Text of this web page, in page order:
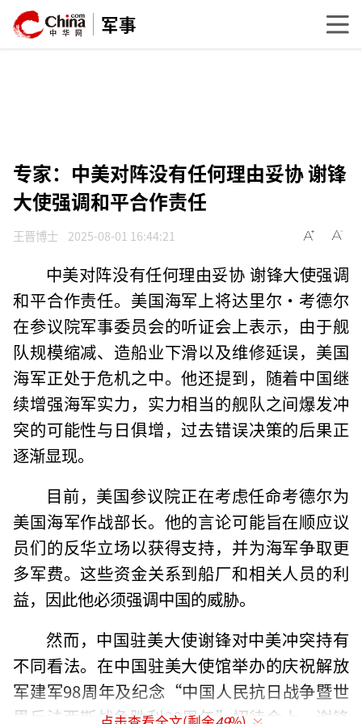
军事
专家：中美对阵没有任何理由妥协 谢锋
大使强调和平合作责任
王晋博士 2025-08-01 16:44:21
中美对阵没有任何理由妥协 谢锋大使强调
和平合作责任。美国海军上将达里尔·考德尔
在参议院军事委员会的听证会上表示，由于舰
队规模缩减、造船业下滑以及维修延误，美国
海军正处于危机之中。他还提到，随着中国继
续增强海军实力，实力相当的舰队之间爆发冲
突的可能性与日俱增，过去错误决策的后果正
逐渐显现。
目前，美国参议院正在考虑任命考德尔为
美国海军作战部长。他的言论可能旨在顺应议
员们的反华立场以获得支持，并为海军争取更
多军费。这些资金关系到船厂和相关人员的利
益，因此他必须强调中国的威胁。
然而，中国驻美大使谢锋对中美冲突持有
不同看法。在中国驻美大使馆举办的庆祝解放
军建军98周年及纪念“中国人民抗日战争暨世
界反法西斯战争胜利80周年”招待会上，谢锋